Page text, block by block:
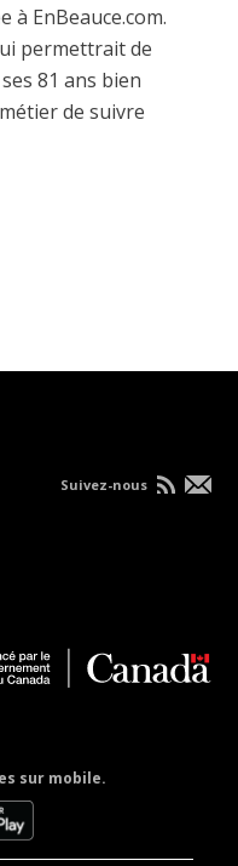
à EnBeauce.com.
permettrait de
81 ans bien
de suivre
sur mobile.
Suivez-nous